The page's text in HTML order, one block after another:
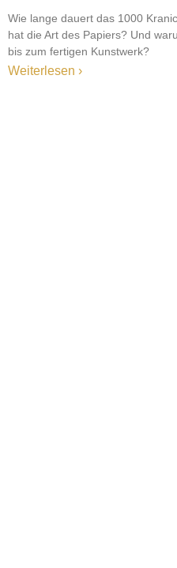
Wie lange dauert das 1000
hat die Art des Papiers? Und
bis zum fertigen Kunstwerk?
Weiterlesen ›